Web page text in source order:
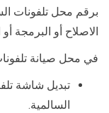
برقم محل تلفونات
الاصلاح أو البرمجة
في محل صيانة
تبديل شاشة
السالمية.